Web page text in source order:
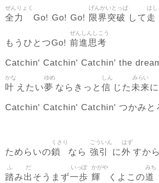
全力
ぜんりょく
Go! Go! Go! 限界突破
げんかいとっぱ
して 走
はし
もうひとつGo! 前進思考
ぜんしんしこう
Catchin' Catchin' Catchin' the
叶
かな
えたい夢
ゆめ
ならきっと 信
しん
じた未来
みらい
Catchin' Catchin' Catchin' つかみと
ためらいの鎖
くさり
なら 強引
ごういん
に外
はず
すから
踏
ふ
み出
だ
そうまず一歩
いっぽ
輝
かがや
くよこの道
みち